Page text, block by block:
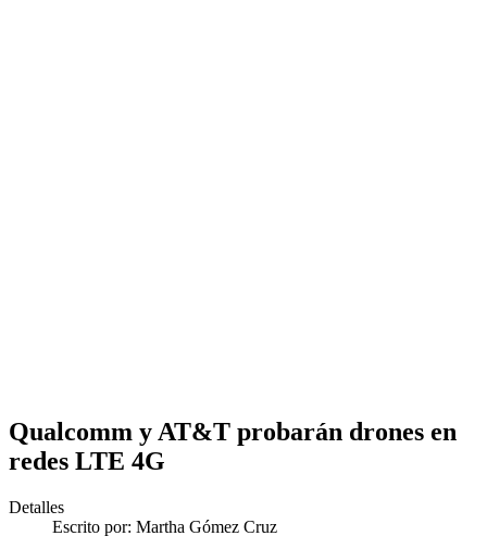
Qualcomm y AT&T probarán drones en
redes LTE 4G
Detalles
Escrito por: Martha Gómez Cruz